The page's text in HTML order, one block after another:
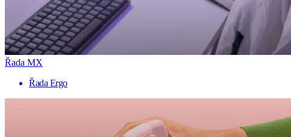
Řada MX
Řada Ergo